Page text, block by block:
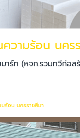
วามร้อน นคร
มาร์ท (หจก.รวมทวีก่อส
ร้อน นครราชสีมา